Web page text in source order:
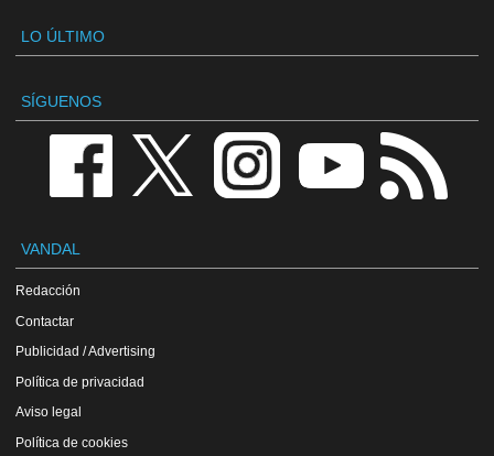
LO ÚLTIMO
SÍGUENOS
VANDAL
Redacción
Contactar
Publicidad / Advertising
Política de privacidad
Aviso legal
Política de cookies